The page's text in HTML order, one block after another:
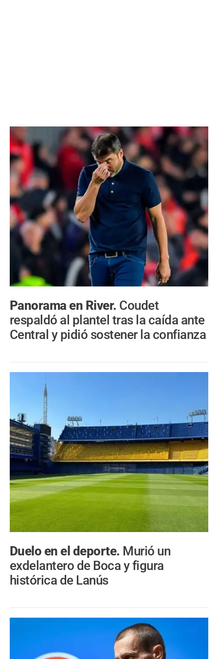
Panorama en River. Coudet
respaldó al plantel tras la caída ante
Central y pidió sostener la confianza
Duelo en el deporte. Murió un
exdelantero de Boca y figura
histórica de Lanús